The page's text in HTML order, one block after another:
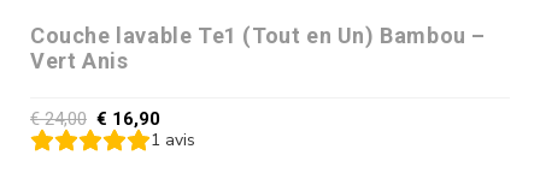
Couche lavable Te1 (Tout en Un) Bambou –
Vert Anis
€24,00 € 16,90
1 avis